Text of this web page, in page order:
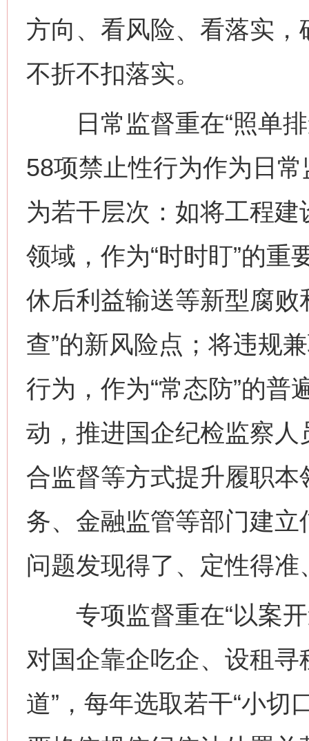
方向、看风险、看落实
不折不扣落实。
日常监督重在“照单排
58项禁止性行为作为日
为若干层次：如将工程
领域，作为“时时盯”的重
休后利益输送等新型腐败
查”的新风险点；将违规
行为，作为“常态防”的普
动，推进国企纪检监察
合监督等方式提升履职
务、金融监管等部门建
问题发现得了、定性得准
专项监督重在“以案开
对国企靠企吃企、设租
道”，每年选取若干“小切